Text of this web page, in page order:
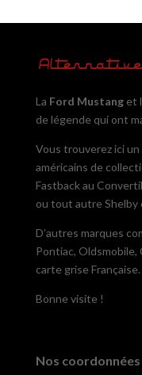
La Ford Mustanget
de légende qui ont
Vous trouverez ici
américains de
Fastback au
ou tout autre Shelby
D’autres marques
Pontiac, Oldsmobile,
carte grise Française.
Bonne visite !
Nos coordonnées